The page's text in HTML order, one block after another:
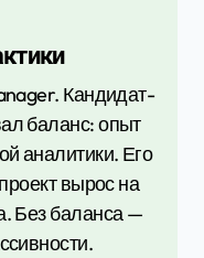
баланс: опыт
аналитики. Его
вырос на
Без баланса —